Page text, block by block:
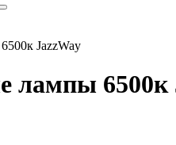
JazzWay
лампы 6500к